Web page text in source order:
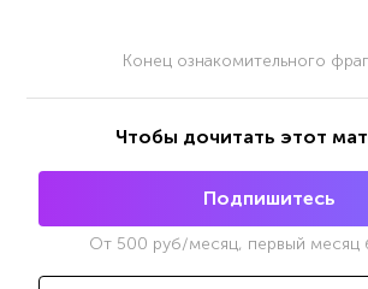
Конец ознакомительного
Чтобы дочитать этот
Подпишитесь
От 500 руб/месяц, первый месяц